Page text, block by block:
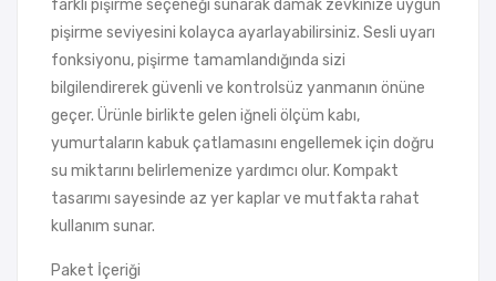
farklı pişirme seçeneği sunarak damak zevkinize uygun
pişirme seviyesini kolayca ayarlayabilirsiniz. Sesli uyarı
fonksiyonu, pişirme tamamlandığında sizi
bilgilendirerek güvenli ve kontrolsüz yanmanın önüne
geçer. Ürünle birlikte gelen iğneli ölçüm kabı,
yumurtaların kabuk çatlamasını engellemek için doğru
su miktarını belirlemenize yardımcı olur. Kompakt
tasarımı sayesinde az yer kaplar ve mutfakta rahat
kullanım sunar.
Paket İçeriği